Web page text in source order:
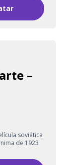
–
soviética
de 1923